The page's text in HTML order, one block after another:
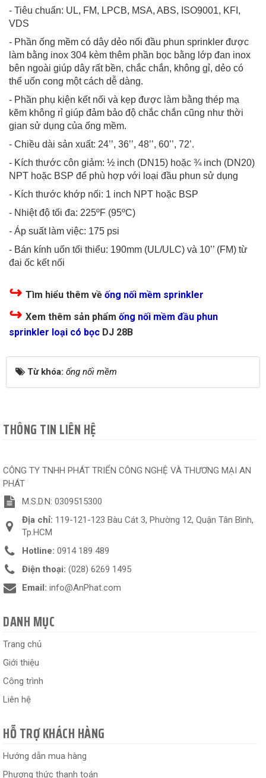
- Tiêu chuẩn: UL, FM, LPCB, MSA, ABS, ISO9001, KFI,
VDS
- Phần ống mềm có dây dẻo nối đầu phun sprinkler được
làm bằng inox 304 kèm thêm phần bọc bằng lớp đan inox
bên ngoài giúp dây rất bền, chắc chắn, không gỉ, dẻo có
thể uốn cong một cách dễ dàng.
- Phần phụ kiện kết nối và kẹp được làm bằng thép mạ
kẽm không rỉ giúp đảm bảo độ chắc chắn cũng như thời
gian sử dụng của ống mềm.
- Chiều dài sản xuất: 24’’, 36’’, 48’’, 60’’, 72’.
- Kích thước côn giảm: ½ inch (DN15) hoặc ¾ inch (DN20)
NPT hoặc BSP để phù hợp với loại đầu phun sử dụng
- Kích thước khớp nối: 1 inch NPT hoặc BSP
- Nhiệt độ tối đa: 225ºF (95ºC)
- Áp suất làm việc: 175 psi
- Bán kính uốn tối thiểu: 190mm (UL/ULC) và 10’’ (FM) từ
đai ốc kết nối
↪ Tìm hiểu thêm về ống nối mềm sprinkler
↪ Xem thêm sản phẩm ống nối mềm đầu phun
sprinkler loại có bọc DJ 28B
Từ khóa: ống nối mềm
THÔNG TIN LIÊN HỆ
CÔNG TY TNHH PHÁT TRIỂN CÔNG NGHỆ VÀ THƯƠNG MẠI AN
PHÁT
M.S.D.N: 0309515300
Địa chỉ: 119-121-123 Bàu Cát 3, Phường 12, Quận Tân Bình,
Tp.HCM
Hotline: 0914 189 489
Điện thoại: (028) 6269 1495
Email: info@AnPhat.com
DANH MỤC
Trang chủ
Giới thiệu
Công trình
Liên hệ
HỖ TRỢ KHÁCH HÀNG
Hướng dẫn mua hàng
Phương thức thanh toán